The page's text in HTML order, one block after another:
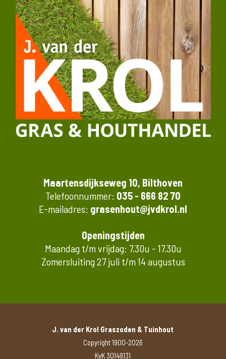
Maartensdijkseweg 10, Bilthoven
Telefoonnummer: 035 - 666 82 70
E-mailadres: grasenhout@jvdkrol.nl
Openingstijden
Maandag t/m vrijdag: 7.30u - 17.30u
Zomersluiting 27 juli t/m 14 augustus
J. van der Krol Graszoden & Tuinhout
Copyright 1900-2026
KvK 30149131